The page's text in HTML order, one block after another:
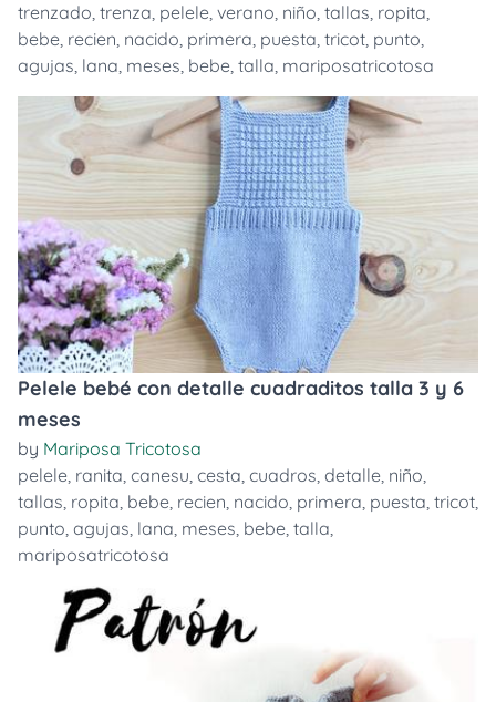
trenzado, trenza, pelele, verano, niño, tallas, ropita,
bebe, recien, nacido, primera, puesta, tricot, punto,
agujas, lana, meses, bebe, talla, mariposatricotosa
Pelele bebé con detalle cuadraditos talla 3 y 6
meses
by Mariposa Tricotosa
pelele, ranita, canesu, cesta, cuadros, detalle, niño,
tallas, ropita, bebe, recien, nacido, primera, puesta, tricot,
punto, agujas, lana, meses, bebe, talla,
mariposatricotosa